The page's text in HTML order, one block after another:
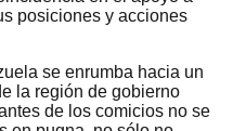
posiciones y acciones
se enrumba hacia un
la región de gobierno
de los comicios no se